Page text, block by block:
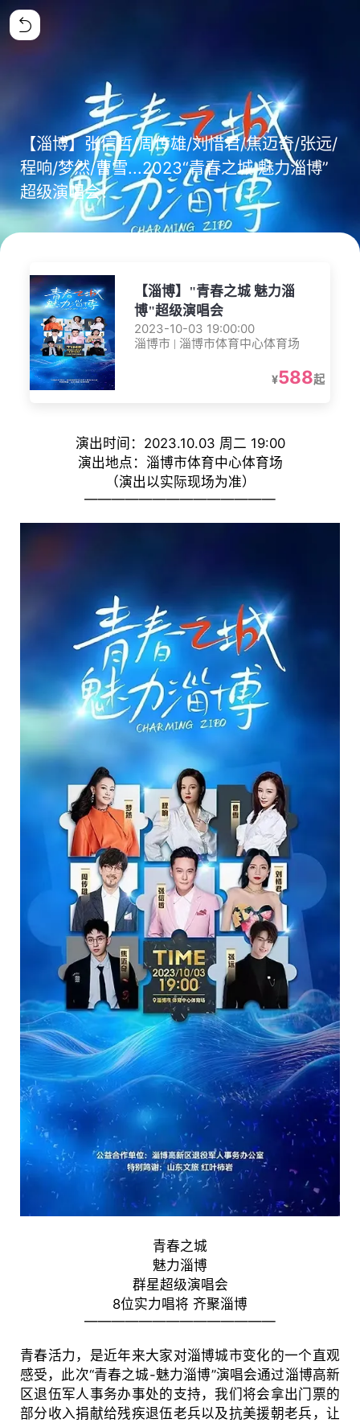
【淄博】张信哲/周传雄/刘惜君/焦迈奇/张远/
程响/梦然/曹雪...2023“青春之城 魅力淄博”
超级演唱会！
【淄博】"青春之城 魅力淄
博"超级演唱会
2023-10-03 19:00:00
淄博市 | 淄博市体育中心体育场
¥588起
演出时间：2023.10.03 周二 19:00
演出地点：淄博市体育中心体育场
（演出以实际现场为准）
——————————————
青春之城
魅力淄博
群星超级演唱会
8位实力唱将 齐聚淄博
——————————————
青春活力，是近年来大家对淄博城市变化的一个直观
感受，此次“青春之城-魅力淄博”演唱会通过淄博高新
区退伍军人事务办事处的支持，我们将会拿出门票的
部分收入捐献给残疾退伍老兵以及抗美援朝老兵，让